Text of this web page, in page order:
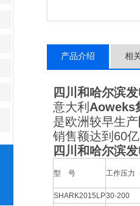
产品介绍 相
四川和哈尔滨
意大利 Aoweks
是欧洲较早生产
销售额达到60
四川和哈尔滨
型 号 工作压力
SHARK2015LP30-200